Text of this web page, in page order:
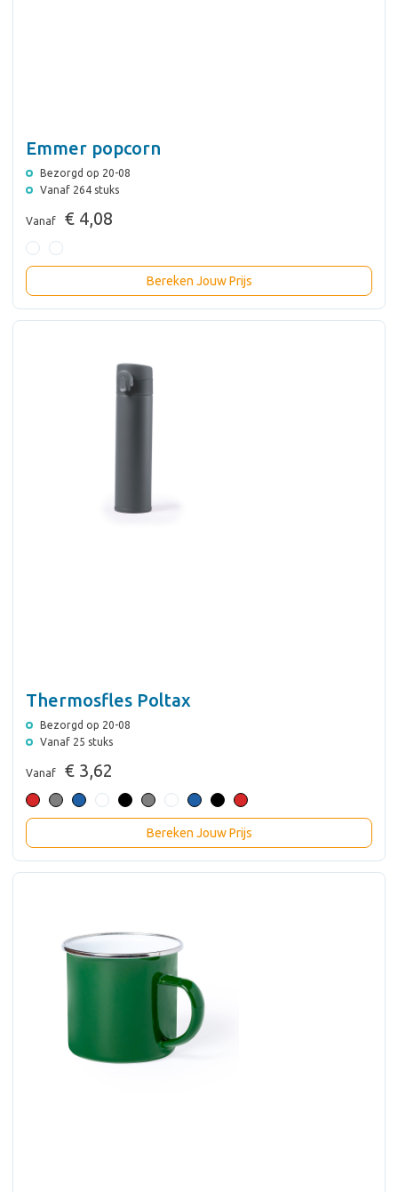
Emmer popcorn
Bezorgd op 20-08
Vanaf 264 stuks
Vanaf € 4,08
Bereken Jouw Prijs
Thermosfles Poltax
Bezorgd op 20-08
Vanaf 25 stuks
Vanaf € 3,62
Bereken Jouw Prijs